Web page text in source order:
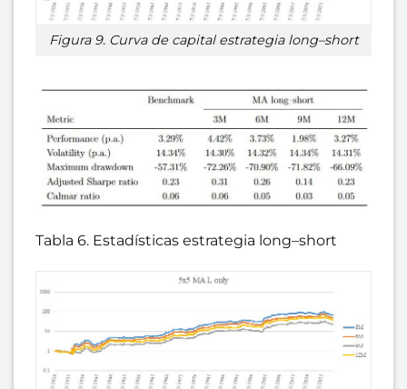
Figura 9. Curva de capital estrategia long–short
Tabla 6. Estadísticas estrategia long–short